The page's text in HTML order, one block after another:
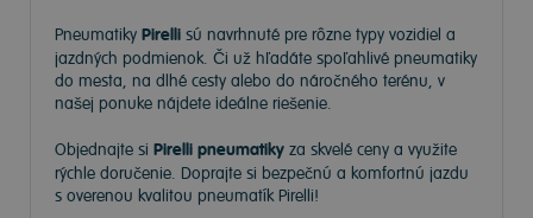
Pneumatiky Pirelli sú navrhnuté pre rôzne typy vozidiel a
jazdných podmienok. Či už hľadáte spoľahlivé pneumatiky
do mesta, na dlhé cesty alebo do náročného terénu, v
našej ponuke nájdete ideálne riešenie.
Objednajte si Pirelli pneumatiky za skvelé ceny a využite
rýchle doručenie. Doprajte si bezpečnú a komfortnú jazdu
s overenou kvalitou pneumatík Pirelli!